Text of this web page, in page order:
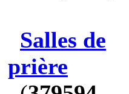
Salles de
prière